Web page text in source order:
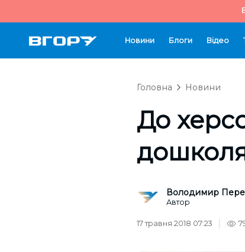
Новини Блоги Відео
Головна Новини
До
Володимир
Автор
17 травня 2018 07:23